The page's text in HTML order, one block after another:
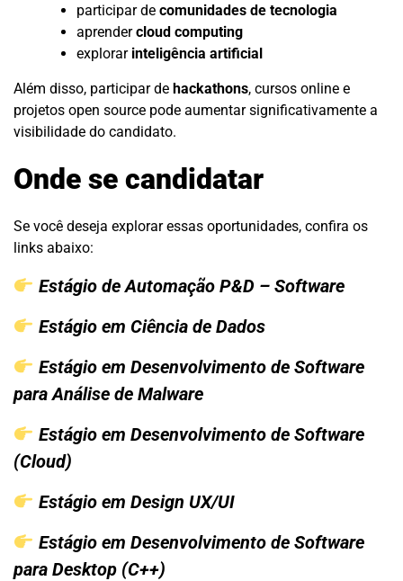
participar de comunidades de tecnologia
aprendercloud computing
explorar inteligência artificial
Além disso, participar de hackathons, cursos online e
projetos open source pode aumentar significativamente a
visibilidade do candidato.
Onde se candidatar
Se você deseja explorar essas oportunidades, confira os
links abaixo:
Estágio de Automação P&D – Software
Estágio em Ciência de Dados
Estágio em Desenvolvimento de Software
para Análise de Malware
Estágio em Desenvolvimento de Software
(Cloud)
Estágio em Design UX/UI
Estágio em Desenvolvimento de Software
para Desktop (C++)